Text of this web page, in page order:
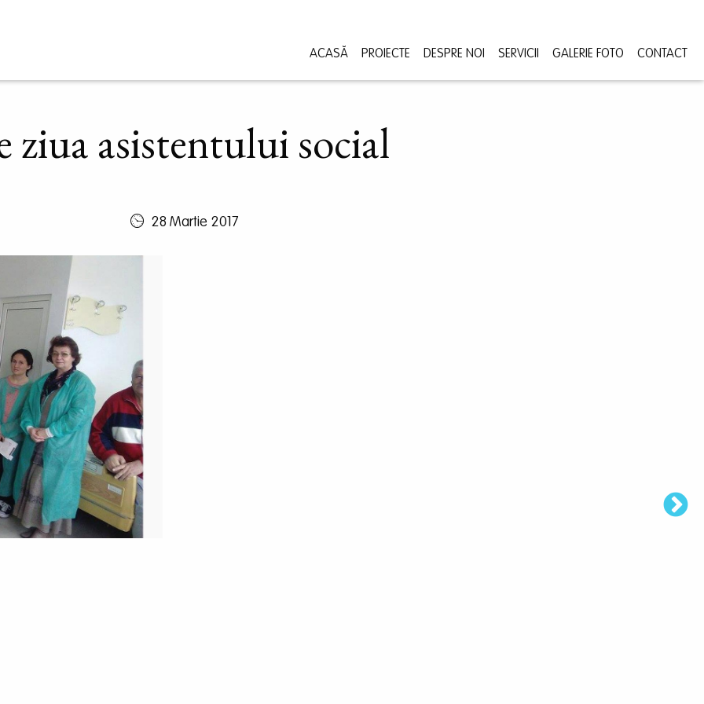
ACASĂ PROIECTE DESPRE NOI SERVICII GALERIE FOTO CONTACT
ziua asistentului social
28 Martie 2017